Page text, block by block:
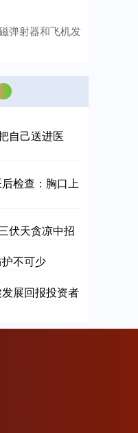
弹射器和飞机发
自己送进医
检查：胸口上
伏天贪凉中招
不可少
展回报投资者